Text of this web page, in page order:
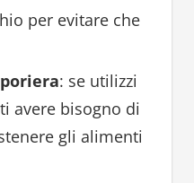
per evitare che
: se utilizzi
avere bisogno di
gli alimenti